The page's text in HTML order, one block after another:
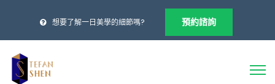
想要了解一日美學的細節嗎? 預約諮詢